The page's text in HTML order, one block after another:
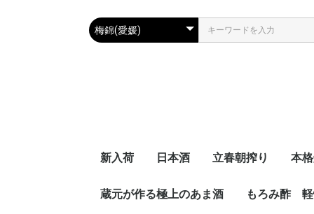
新入荷 日本酒
梅錦(愛媛)
千代の亀(愛媛)
司牡丹(高知)
立春朝搾り
フルーツ
本
蔵元が作る極上のあま酒 もろみ酢 軽